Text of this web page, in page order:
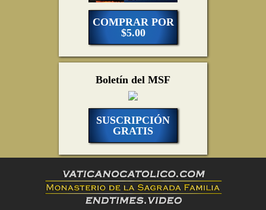
COMPRAR POR
$5.00
Boletín del MSF
SUSCRIPCIÓN
GRATIS